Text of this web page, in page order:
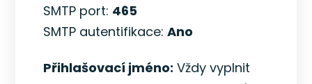
SMTP port: 465
SMTP autentifikace:Ano
Přihlašovací jméno: Vždy vyplnit